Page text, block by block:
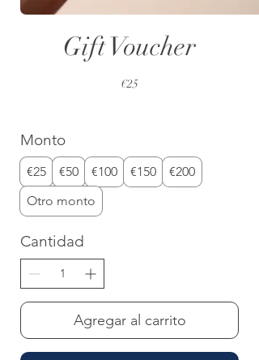
Gift Voucher
€25
Monto
€25 €50 €100 €150
€200
Otro monto
Cantidad
Agregar al carrito